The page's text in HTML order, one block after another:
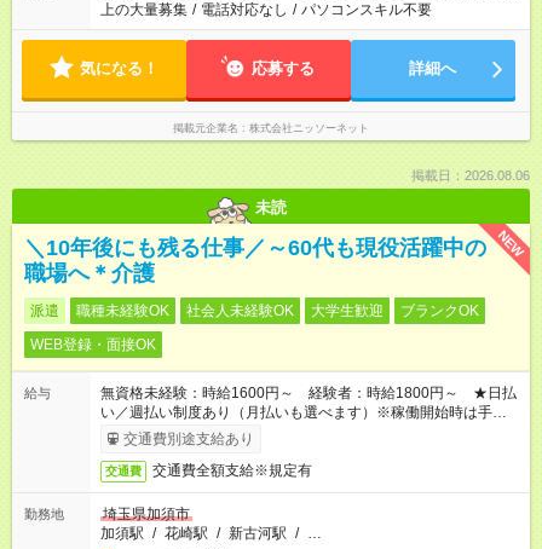
上の大量募集 / 電話対応なし / パソコンスキル不要
気になる！ 応募する 詳細へ
掲載元企業名 株式会社ニッソーネット
掲載日：2026.08.06
未読
NEW
＼10年後にも残る仕事／～60代も現役活躍中の
職場へ＊介護
派遣 職種未経験OK 社会人未経験OK 大学生歓迎
ブランクOK
WEB登録・面接OK
給与
無資格未経験：時給1600円～ 経験者：時給1800円～ ★日払
い／週払い制度あり（月払いも選べます）※稼働開始時は手続き
完了次第のお支払いとなります。
交通費別途支給あり
交通費 交通費全額支給※規定有
勤務地
埼玉県加須市
加須駅 / 花崎駅 / 新古河駅 / …